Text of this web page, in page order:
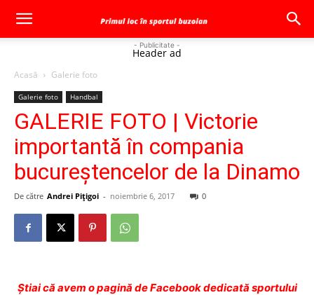
- Publicitate -
Header ad
Acasă Galerie foto
Galerie foto Handbal
GALERIE FOTO | Victorie
importantă în compania
bucureştencelor de la Dinamo
De către Andrei Pițigoi - noiembrie 6, 2017 0
Ştiai că avem o pagină de Facebook dedicată sportului